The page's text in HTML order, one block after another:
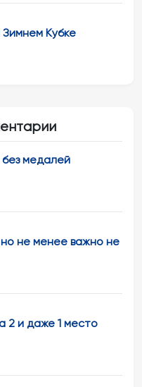
Кубке
медалей
не менее важно не
и даже 1 место